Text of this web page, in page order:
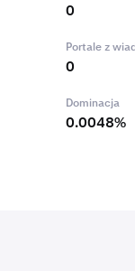
0
Portale z
0
Dominacja
0.0048%